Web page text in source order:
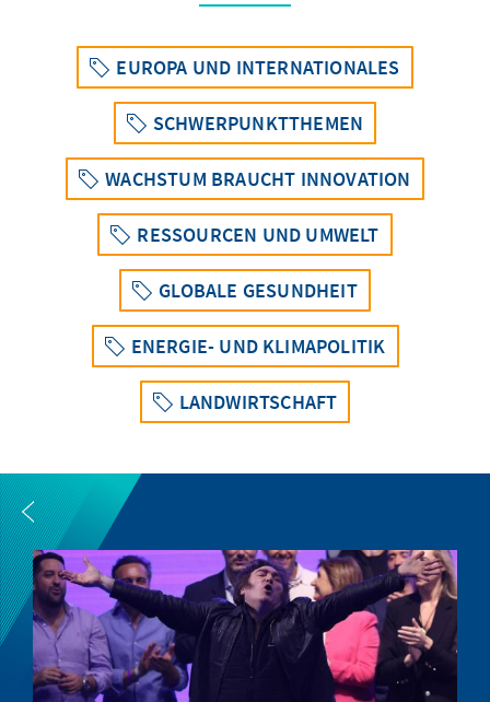
EUROPA UND INTERNATIONALES
SCHWERPUNKTTHEMEN
WACHSTUM BRAUCHT INNOVATION
RESSOURCEN UND UMWELT
GLOBALE GESUNDHEIT
ENERGIE- UND KLIMAPOLITIK
LANDWIRTSCHAFT